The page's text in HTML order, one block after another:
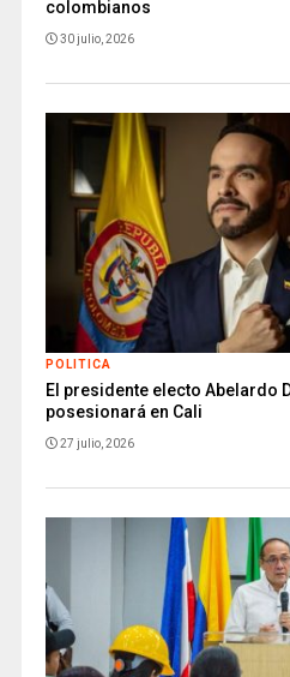
colombianos
30 julio, 2026
POLITICA
El presidente electo Abelardo
posesionará en Cali
27 julio, 2026